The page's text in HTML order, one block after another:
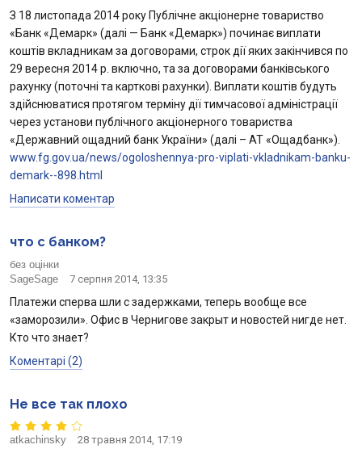
З 18 листопада 2014 року Публічне акціонерне товариство
«Банк «Демарк» (далі — Банк «Демарк») починає виплати
коштів вкладникам за договорами, строк дії яких закінчився по
29 вересня 2014 р. включно, та за договорами банківського
рахунку (поточні та карткові рахунки). Виплати коштів будуть
здійснюватися протягом терміну дії тимчасової адміністрації
через установи публічного акціонерного товариства
«Державний ощадний банк України» (далі – АТ «Ощадбанк»).
www.fg.gov.ua/news/ogoloshennya-pro-viplati-vkladnikam-banku-
demark--898.html
Написати коментар
что с банком?
без оцінки
SageSage
7 серпня 2014, 13:35
Платежи сперва шли с задержками, теперь вообще все
«заморозили». Офис в Чернигове закрыт и новостей нигде нет.
Кто что знает?
Коментарі (2)
Не все так плохо
atkachinsky 28 травня 2014, 17:19